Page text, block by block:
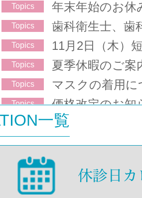
Topics
年末年始のお休
Topics
歯科衛生士、歯
Topics
11月2日（木）
Topics
夏季休暇のご案
Topics
マスクの着用に
Topics 価格改定のお知
一覧